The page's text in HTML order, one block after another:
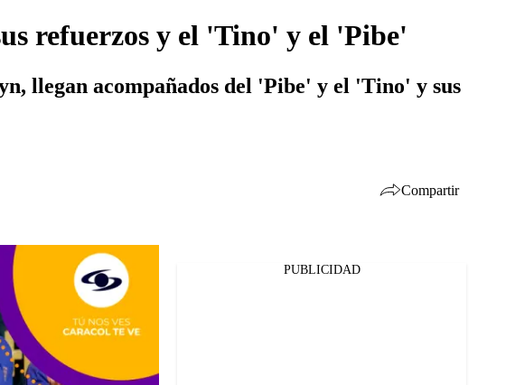
refuerzos y el 'Tino' y el 'Pibe'
llegan acompañados del 'Pibe' y el 'Tino' y sus
Compartir
PUBLICIDAD